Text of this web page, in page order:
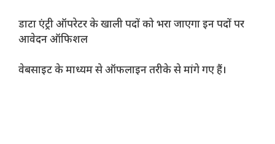
डाटा एंट्री ऑपरेटर के खाली पदों को भरा जाएगा इन पदों पर
आवेदन ऑफिशल
वेबसाइट के माध्यम से ऑफलाइन तरीके से मांगे गए हैं।